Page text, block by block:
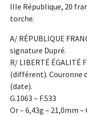
IIIe République, 20
torche.
A/ RÉPUBLIQUE
signature Dupré.
R/ LIBERTÉ
(différent). Couronne
(date).
G.1063 – F.533
Or – 6,43g – 21,0mm –